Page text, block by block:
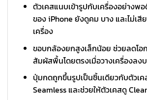
ตัวเคสแนบเข้ารูปกับเครื่องอย่างพอ
ของ iPhone ยังดูคม บาง และไม่เสี
เครื่อง
ขอบกล้องยกสูงเล็กน้อย ช่วยลดโอ
สัมผัสพื้นโดยตรงเมื่อวางเครื่องลงบ
ปุ่มกดถูกขึ้นรูปเป็นชิ้นเดียวกับตัวเ
Seamless และช่วยให้ตัวเคสดู